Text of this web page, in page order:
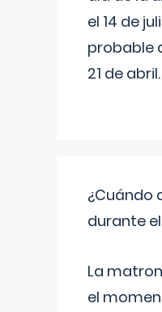
el 14 de
probable
21 de abril.
¿Cuándo
durante
La
el